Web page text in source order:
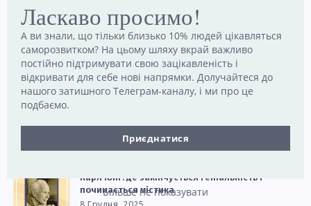
Робіть якомога більше помилок і якомога
швидше!
6 Березня, 2026
Карл Юнг: де закінчується геніальність і
починається містика
Ласкаво просимо!
А ви знали, що тільки близько 10% людей цікавляться
саморозвитком? На цьому шляху вкрай важливо
постійно підтримувати свою зацікавленість і
відкривати для себе нові напрямки. Долучайтеся до
нашого затишного Телеграм-каналу, і ми про це
подбаємо.
Приєднатися
Більше не показувати